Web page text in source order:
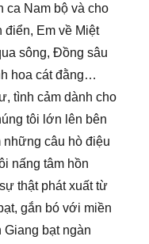
ca Nam bộ và cho
điển, Em về Miệt
sông, Đồng sâu
hoa cát đằng…
tình cảm dành cho
tôi lớn lên bên
câu hò điệu
nấng tâm hồn
thật phát xuất từ
gắn bó với miền
bạt ngàn